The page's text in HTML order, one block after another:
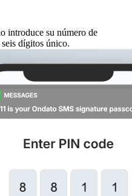
introduce su número de
dígitos único.